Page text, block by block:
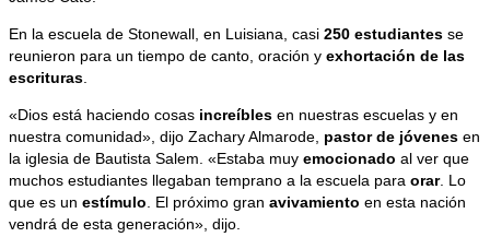
En la escuela de Stonewall, en Luisiana, casi 250 estudiantes se
reunieron para un tiempo de canto, oración y exhortación de las
escrituras
«Dios está haciendo cosas increíbles en nuestras escuelas y en
nuestra comunidad», dijo Zachary Almarode, pastor de jóvenes en
la iglesia de Bautista Salem. «Estaba muy emocionado al ver que
muchos estudiantes llegaban temprano a la escuela para orar. Lo
que es un estímulo . El próximo gran avivamiento en esta nación
vendrá de esta generación», dijo.